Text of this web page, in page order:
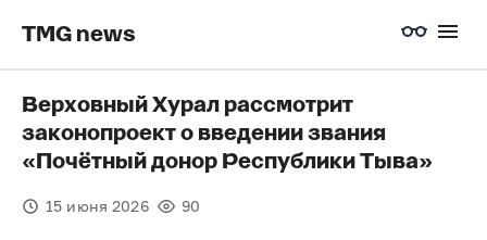
TMG news
Верховный Хурал рассмотрит
законопроект о введении звания
«Почётный донор Республики Тыва»
15 июня 2026 90